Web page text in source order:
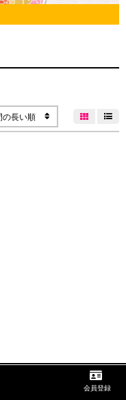
の長い順
 

会員登録